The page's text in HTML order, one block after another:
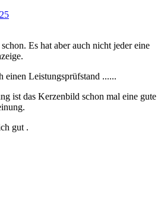
Es hat aber auch nicht jeder eine
einen Leistungsprüfstand ......
ist das Kerzenbild schon mal eine gute
gut .